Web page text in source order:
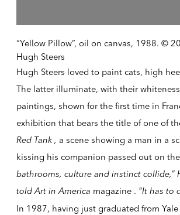
“Yellow Pillow”, oil on canvas, 1988. ©
Hugh Steers
Hugh Steers loved to paint cats, high
The latter illuminate, with their
paintings, shown for the first time in
exhibition that bears the title of one of
Red Tank , a scene showing a man in a
kissing his companion passed out on
bathrooms, culture and instinct collide,”
toldArt in America magazine . “It has to
In 1987, having just graduated from